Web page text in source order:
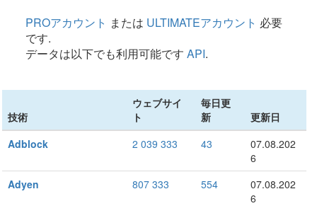
PROアカウント または ULTIMATEアカウント 必要
です.
データは以下でも利用可能です API.
技術
ウェブサイ
ト
毎日更
新
更新日
Adblock
2 039 333 43
07.08.202
6
Adyen
807 333 554
07.08.202
6